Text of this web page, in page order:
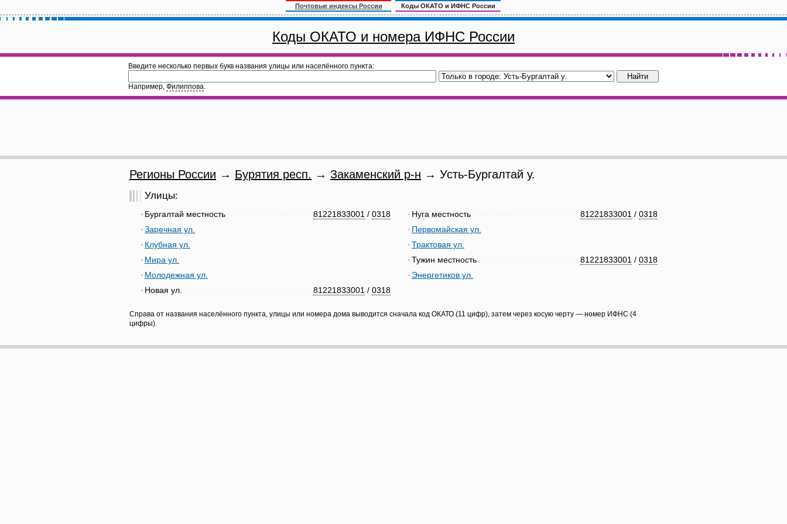
Почтовые индексы России Коды ОКАТО и ИФНС России
Коды ОКАТО и номера ИФНС России
Введите несколько первых букв названия улицы или населённого пункта:
Например, Филиппова.
Регионы России → Бурятия респ. → Закаменский р-н → Усть-Бургалтай у.
Улицы:
81221833001 / 0318
Бургалтай местность
Заречная ул.
Клубная ул.
Мира ул.
Молодежная ул.
81221833001 / 0318
Новая ул.
81221833001 / 0318
Нуга местность
Первомайская ул.
Трактовая ул.
81221833001 / 0318
Тужин местность
Энергетиков ул.
Справа от названия населённого пункта, улицы или номера дома выводится сначала код ОКАТО (11 цифр), затем через косую черту — номер ИФНС (4
цифры).